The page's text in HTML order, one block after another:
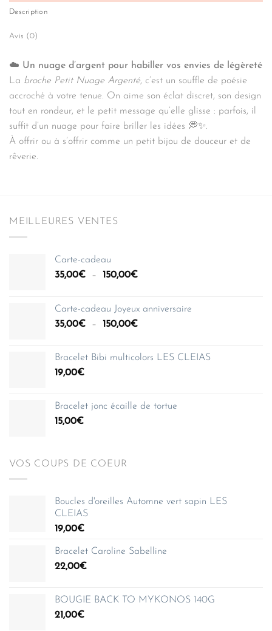
Description
Avis (0)
☁️ Un nuage d’argent pour habiller vos envies de légèreté
La broche Petit Nuage Argenté, c’est un souffle de poésie
accroché à votre tenue. On aime son éclat discret, son design
tout en rondeur, et le petit message qu’elle glisse : parfois, il
suffit d’un nuage pour faire briller les idées 💭✨.
À offrir ou à s’offrir comme un petit bijou de douceur et de
rêverie.
MEILLEURES VENTES
Carte-cadeau
35,00€ – 150,00€Plage
35,00€
à
Carte-cadeau Joyeux anniversaire
35,00€ – 150,00€Plage
35,00€
Bracelet Bibi multicolors LES CLEIAS
19,00€
Bracelet jonc écaille de tortue
15,00€
VOS COUPS DE COEUR
Boucles d'oreilles Automne vert sapin LES
CLEIAS
19,00€
Bracelet Caroline Sabelline
22,00€
BOUGIE BACK TO MYKONOS 140G
21,00€